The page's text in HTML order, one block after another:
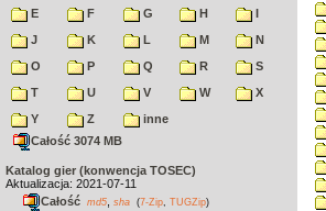
E
F G H
I
J
K L M
N
O
P Q R
S
T
U V W
X
Y
Z
inne
Całość 3074 MB
Katalog gier (konwencja TOSEC)
Aktualizacja: 2021-07-11
Całość md5 sha (7-Zip TUGZip)